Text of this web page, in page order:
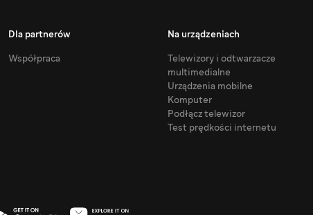
Dla partnerów
Współpraca
Na urządzeniach
Telewizory i odtwarzacze
multimedialne
Urządzenia mobilne
Komputer
Podłącz telewizor
Test prędkości internetu